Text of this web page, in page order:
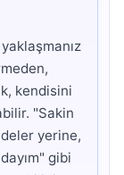
kendisini
"Sakin
yerine,
gibi